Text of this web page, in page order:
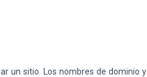
un sitio. Los nombres de dominio